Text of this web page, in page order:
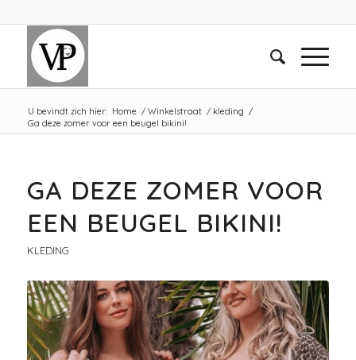
U bevindt zich hier: Home / Winkelstraat / kleding /
Ga deze zomer voor een beugel bikini!
GA DEZE ZOMER VOOR
EEN BEUGEL BIKINI!
KLEDING